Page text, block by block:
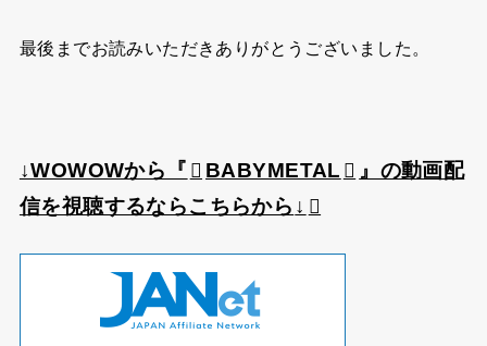
最後までお読みいただきありがとうございました。
↓WOWOWから『 BABYMETAL
』の動画配
信を視聴するならこちらから ↓